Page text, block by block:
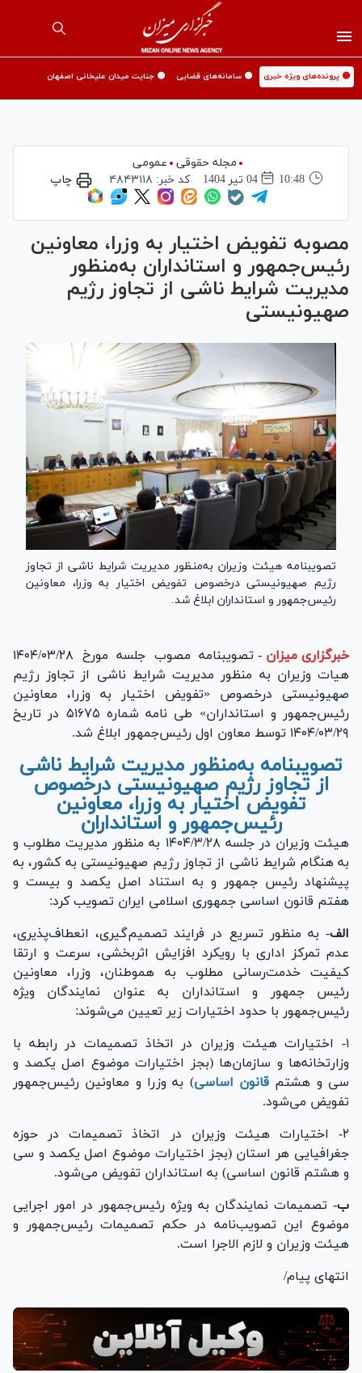
🟡 پرونده‌های ویژه خبری 🟡 سامانه‌های قضایی 🟡 جنایت میدان علیخانی اصفهان
مجله حقوقی
عمومی
10:48
04 تير 1404 کد خبر: ۴۸۴۳۱۱۸ چاپ
مصوبه تفویض اختیار به وزرا، معاونین
رئیس‌جمهور و استانداران به‌منظور
مدیریت شرایط ناشی از تجاوز رژیم
صهیونیستی
تصویبنامه هیئت وزیران به‌منظور مدیریت شرایط ناشی از تجاوز
رژیم صهیونیستی درخصوص تفویض اختیار به وزرا، معاونین
رئیس‌جمهور و استانداران ابلاغ شد.
خبرگزاری میزان -
تصویبنامه مصوب جلسه مورخ ۱۴۰۴/۰۳/۲۸
هیات وزیران به منظور مدیریت شرایط ناشی از تجاوز رژیم
صهیونیستی درخصوص «تفویض اختیار به وزرا، معاونین
رئیس‌جمهور و استانداران» طی نامه شماره ۵۱۶۷۵ در تاریخ
۱۴۰۴/۰۳/۲۹ توسط معاون اول رئیس‌جمهور ابلاغ شد.
تصویبنامه به‌منظور مدیریت شرایط ناشی
از تجاوز رژیم صهیونیستی درخصوص
تفویض اختیار به وزرا، معاونین
رئیس‌جمهور و استانداران
هیئت وزیران در جلسه ۱۴۰۴/۳/۲۸ به منظور مدیریت مطلوب و
به هنگام شرایط ناشی از تجاوز رژیم صهیونیستی به کشور، به
پیشنهاد رئیس جمهور و به استناد اصل یکصد و بیست و
هفتم قانون اساسی جمهوری اسلامی ایران تصویب کرد:
الف- به منظور تسریع در فرایند تصمیم‌گیری، انعطاف‌پذیری،
عدم تمرکز اداری با رویکرد افزایش اثربخشی، سرعت و ارتقا
کیفیت خدمت‌رسانی مطلوب به هموطنان، وزرا، معاونین
رئیس جمهور و استانداران به عنوان نمایندگان ویژه
رئیس‌جمهور با حدود اختیارات زیر تعیین می‌شوند:
۱- اختیارات هیئت وزیران در اتخاذ تصمیمات در رابطه با
وزارتخانه‌ها و سازمان‌ها (بجز اختیارات موضوع اصل یکصد و
سی و هشتم قانون اساسی) به وزرا و معاونین رئیس‌جمهور
تفویض می‌شود.
۲- اختیارات هیئت وزیران در اتخاذ تصمیمات در حوزه
جغرافیایی هر استان (بجز اختیارات موضوع اصل یکصد و سی
و هشتم قانون اساسی) به استانداران تفویض می‌شود.
ب- تصمیمات نمایندگان به ویژه رئیس‌جمهور در امور اجرایی
موضوع این تصویب‌نامه در حکم تصمیمات رئیس‌جمهور و
هیئت وزیران و لازم الاجرا است.
انتهای پیام/